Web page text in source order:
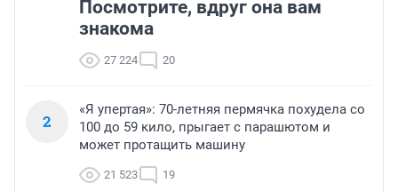
Посмотрите, вдруг она вам
знакома
27 224 20
2
«Я упертая»: 70-летняя пермячка похудела со
100 до 59 кило, прыгает с парашютом и
может протащить машину
21 523 19